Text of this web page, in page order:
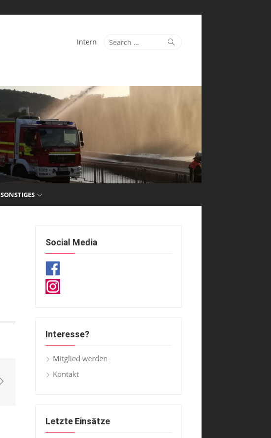
Search
Search
Intern
SONSTIGES
Social Media
Interesse?
Mitglied werden
Kontakt
Letzte Einsätze